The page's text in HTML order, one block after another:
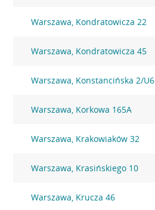
Warszawa, Kondratowicza 22
Warszawa, Kondratowicza 45
Warszawa, Konstancińska 2/U6
Warszawa, Korkowa 165A
Warszawa, Krakowiaków 32
Warszawa, Krasińskiego 10
Warszawa, Krucza 46